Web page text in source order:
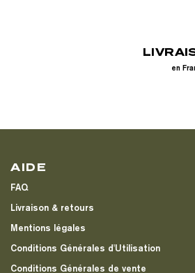
en
AIDE
FAQ
Livraison & retours
Mentions légales
Conditions Générales d'Utilisation
Conditions Générales de vente